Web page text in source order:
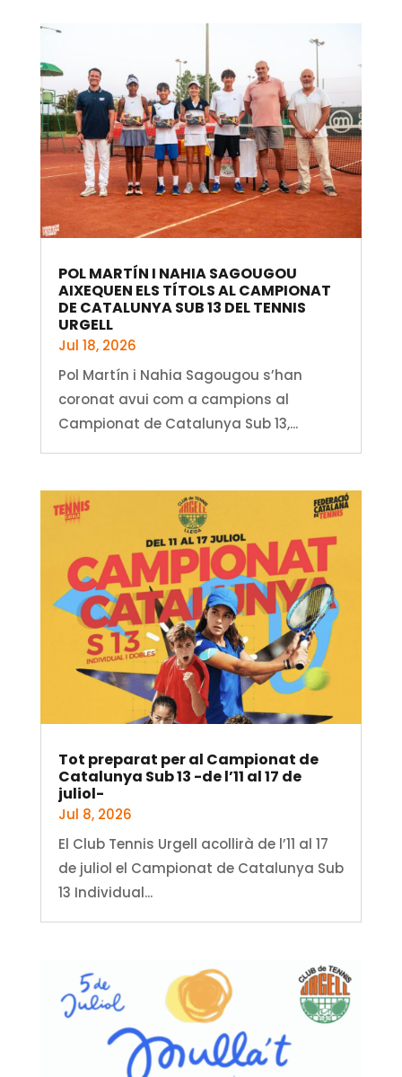
POL MARTÍN I NAHIA SAGOUGOU
AIXEQUEN ELS TÍTOLS AL CAMPIONAT
DE CATALUNYA SUB 13 DEL TENNIS
URGELL
Jul 18, 2026
Pol Martín i Nahia Sagougou s’han
coronat avui com a campions al
Campionat de Catalunya Sub 13,...
Tot preparat per al Campionat de
Catalunya Sub 13 -de l’11 al 17 de
juliol-
Jul 8, 2026
El Club Tennis Urgell acollirà de l’11 al 17
de juliol el Campionat de Catalunya Sub
13 Individual...